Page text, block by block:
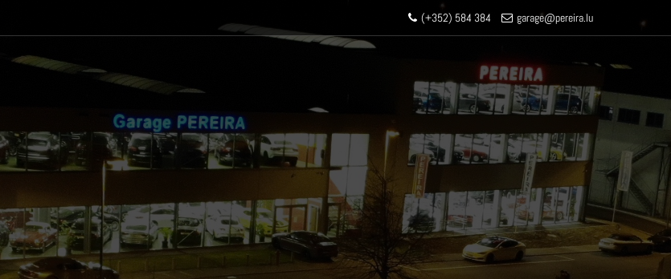
(+352) 584 384 garage@pereira.lu